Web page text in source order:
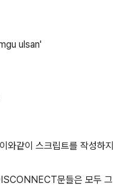
ulsan'
와같이 스크립트를 작성하지
문들은 모두 그